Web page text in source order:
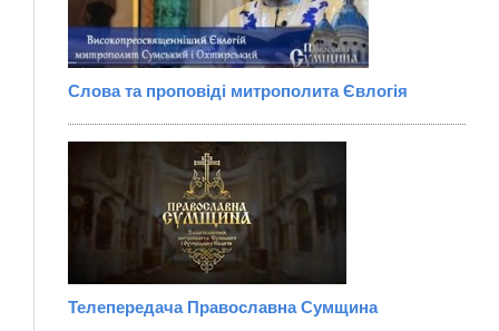
Слова та проповіді митрополита Євлогія
Телепередача Православна Сумщина